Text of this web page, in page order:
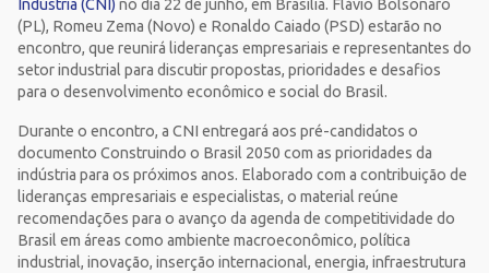
Indústria (CNI) no dia 22 de junho, em Brasília. Flávio Bolsonaro
(PL), Romeu Zema (Novo) e Ronaldo Caiado (PSD) estarão no
encontro, que reunirá lideranças empresariais e representantes do
setor industrial para discutir propostas, prioridades e desafios
para o desenvolvimento econômico e social do Brasil.
Durante o encontro, a CNI entregará aos pré-candidatos o
documento Construindo o Brasil 2050 com as prioridades da
indústria para os próximos anos. Elaborado com a contribuição de
lideranças empresariais e especialistas, o material reúne
recomendações para o avanço da agenda de competitividade do
Brasil em áreas como ambiente macroeconômico, política
industrial, inovação, inserção internacional, energia, infraestrutura